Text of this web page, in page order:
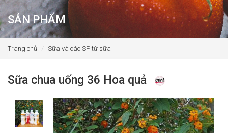
SẢN PHẨM
Trang chủ Sữa và các SP từ sữa
Sữa chua uống 36 Hoa quả